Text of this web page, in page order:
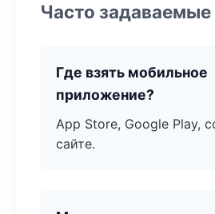
Часто
Где взять мобильное
приложение?
App Store, Google Play,
сайте.